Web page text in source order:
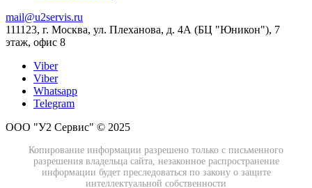
mail@u2servis.ru
111123, г. Москва, ул. Плеханова, д. 4А (БЦ "Юникон"), 7
этаж, офис 8
Viber
Viber
Whatsapp
Telegram
ООО "У2 Сервис" © 2025
Копирование информации разрешено только с письменного
разрешения владельца сайта, незаконное распространение
информации будет преследоваться по закону о защите
интеллектуальной собственности